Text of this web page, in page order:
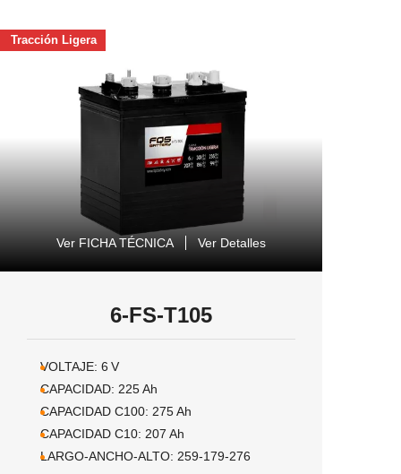
Tracción Ligera
Ver FICHA TÉCNICA Ver Detalles
6-FS-T105
VOLTAJE: 6 V
CAPACIDAD: 225Ah
CAPACIDAD C100: 275Ah
CAPACIDAD C10: 207 Ah
LARGO-ANCHO-ALTO: 259-179-276